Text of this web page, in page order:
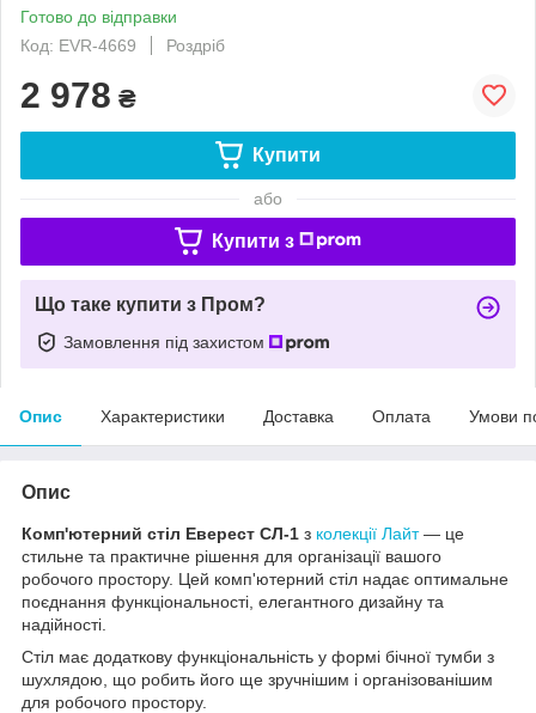
Готово до відправки
Код: EVR-4669
Роздріб
2 978 ₴
Купити
або
Купити з
Що таке купити з Пром?
Замовлення під захистом
Опис Характеристики Доставка Оплата Умови
Опис
Комп'ютерний стіл Еверест СЛ-1 з колекції Лайт— це
стильне та практичне рішення для організації вашого
робочого простору. Цей комп'ютерний стіл надає оптимальне
поєднання функціональності, елегантного дизайну та
надійності.
Стіл має додаткову функціональність у формі бічної тумби з
шухлядою, що робить його ще зручнішим і організованішим
для робочого простору.